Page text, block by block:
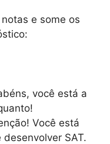
e some os
você está a
Você está
SAT.